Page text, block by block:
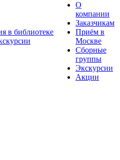
О
компании
Заказчикам
Приём в
Москве
Сборные
группы
Экскурсии
Акции